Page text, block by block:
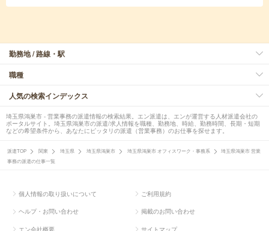
勤務地 / 路線・駅
職種
人気の検索インデックス
埼玉県鴻巣市 - 営業事務の派遣情報の検索結果。エン派遣は、エンが運営する人材派遣会社の
ポータルサイト。埼玉県鴻巣市の派遣/求人情報を職種、勤務地、時給、勤務時間、長期・短期
などの希望条件から、あなたにピッタリの派遣（営業事務）のお仕事を探せます。
派遣TOP 関東 埼玉県 埼玉県鴻巣市 埼玉県鴻巣市 オフィスワーク・事務系
埼玉県鴻巣市 営業
事務の派遣の仕事一覧
個人情報の取り扱いについて ご利用規約
ヘルプ・お問い合わせ 掲載のお問い合わせ
エン会社概要 サイトマップ